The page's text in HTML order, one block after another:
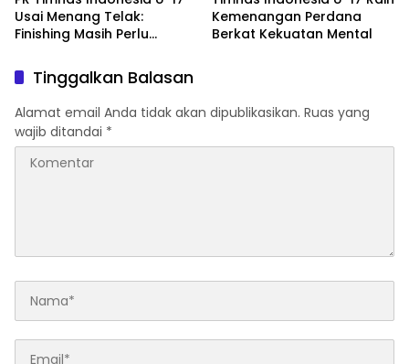
Usai Menang Telak:
Finishing Masih Perlu
Kemenangan Perdana
Berkat Kekuatan Mental
Tinggalkan Balasan
Alamat email Anda tidak akan dipublikasikan. Ruas yang
wajib ditandai *